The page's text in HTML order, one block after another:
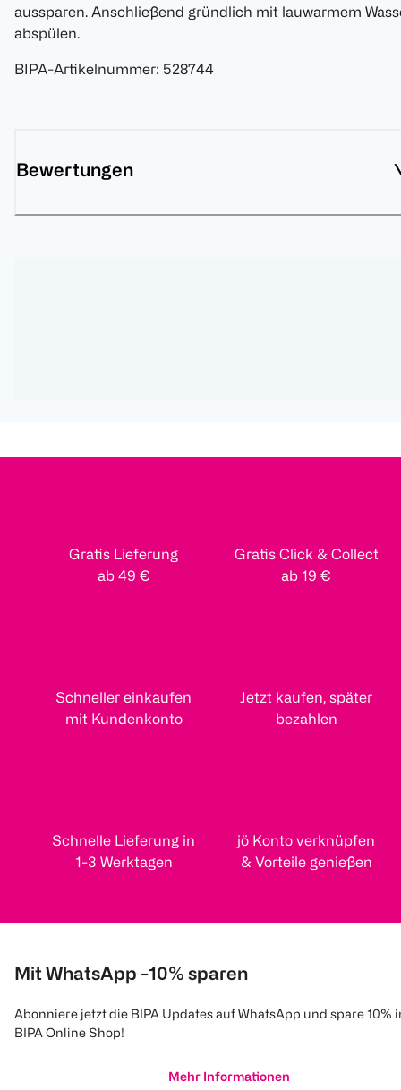
aussparen. Anschließend gründlich mit lauwarmem
abspülen.
BIPA-Artikelnummer: 528744
Bewertungen
Gratis Lieferung
ab 49 €
Gratis Click & Collect
ab 19 €
Schneller einkaufen
mit Kundenkonto
Jetzt kaufen, später
bezahlen
Schnelle Lieferung in
1-3 Werktagen
jö Konto verknüpfen
& Vorteile genießen
Mit WhatsApp -10% sparen
Abonniere jetzt die BIPA Updates auf WhatsApp und spare 10%
BIPA Online Shop!
Mehr Informationen